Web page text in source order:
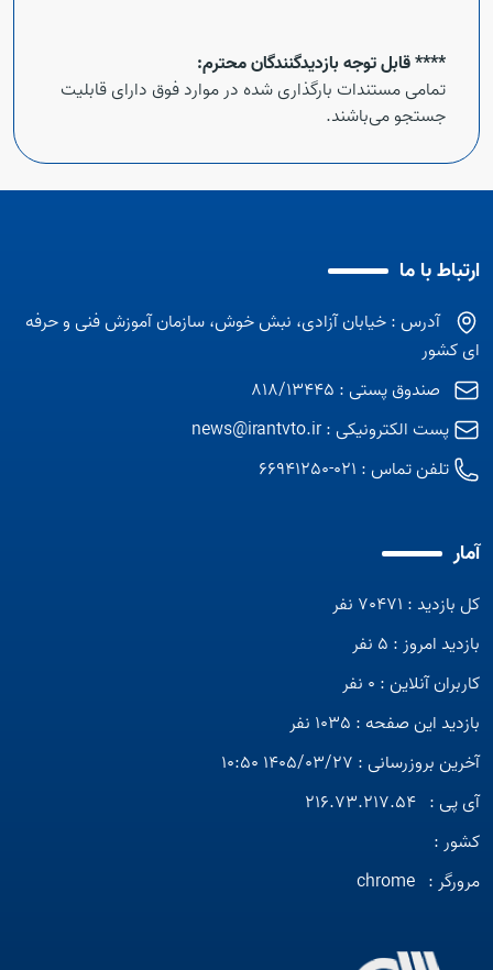
**** قابل توجه بازدیدگنندگان محترم:
تمامی مستندات بارگذاری شده در موارد فوق دارای قابلیت
جستجو می‌باشند.
ارتباط با ما
آدرس : خیابان آزادی، نبش خوش، سازمان آموزش فنی و حرفه
ای کشور
صندوق پستی : 818/13445
پست الکترونیکی :news@irantvto.ir
تلفن تماس : 021-66941250
آمار
کل بازدید : 70471 نفر
بازدید امروز : 5 نفر
کاربران آنلاین : 0 نفر
بازدید این صفحه : 1035 نفر
آخرین بروزرسانی : 1405/03/27 10:50
آی پی : 216.73.217.54
کشور :
مرورگر : chrome